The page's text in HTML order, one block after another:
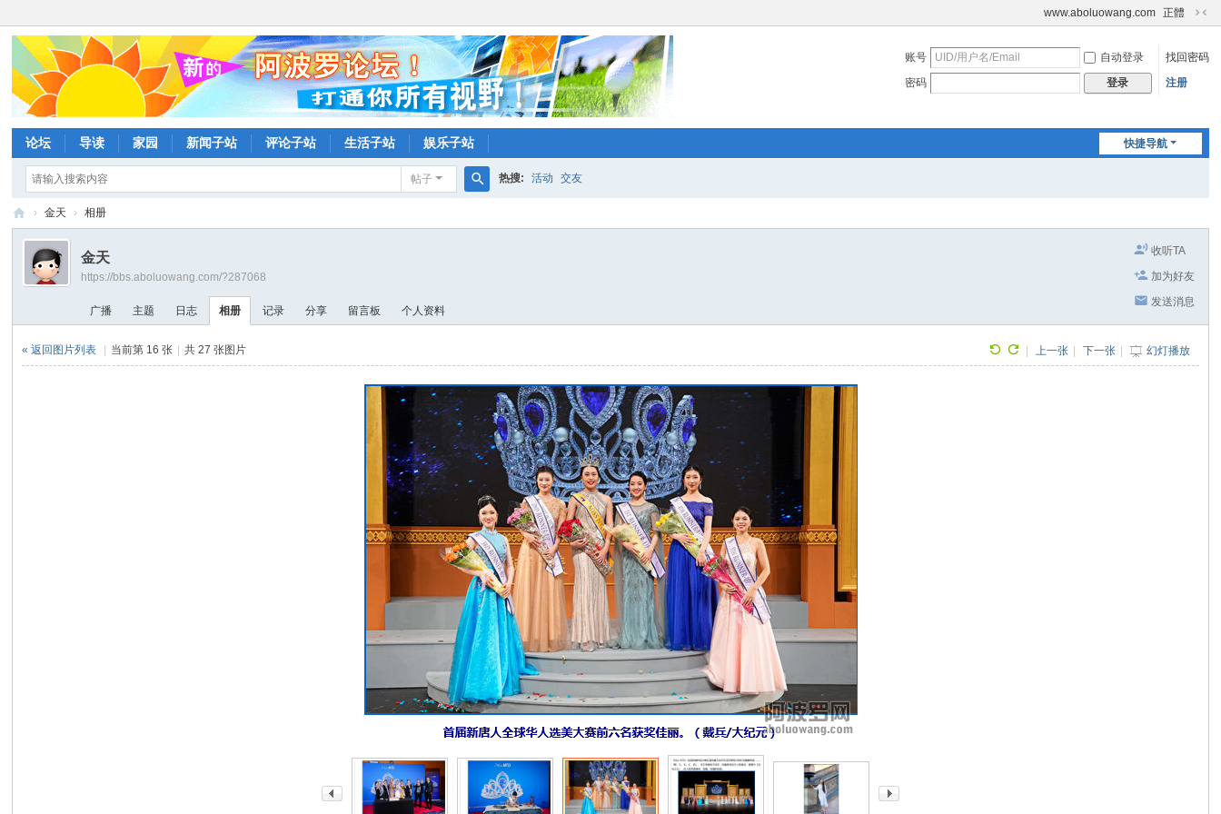
www.aboluowang.com 正體
切
到
账号 自动登录
找回密码
密码
登录 注册
快捷导航
论坛 导读 家园 新闻子站 评论子站 生活子站 娱乐子站
帖子
索
热搜: 活动 交友
阿
罗
坛
› 金天 › 相册
收听TA
加为好友
发送消息
金天
https://bbs.aboluowang.com/?287068
广播 主题 日志 相册 记录 分享 留言板 个人资料
| 上一张 | 下一张 | 幻灯播放
« 返回图片列表 当前第 16 张 共 27 张图片